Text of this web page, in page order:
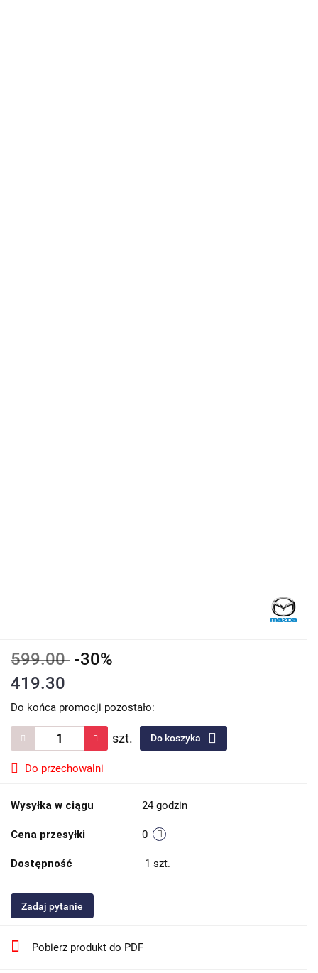
599.00 -30%
419.30
Do końca promocji pozostało:
szt. Do koszyka
Do przechowalni
Wysyłka w ciągu 24 godzin
Cena przesyłki 0
Dostępność 1 szt.
Zadaj pytanie
Pobierz produkt do PDF